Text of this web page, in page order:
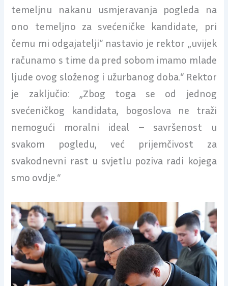
temeljnu nakanu usmjeravanja pogleda na
ono temeljno za svećeničke kandidate, pri
čemu mi odgajatelji“ nastavio je rektor „uvijek
računamo s time da pred sobom imamo mlade
ljude ovog složenog i užurbanog doba.“ Rektor
je zaključio: „Zbog toga se od jednog
svećeničkog kandidata, bogoslova ne traži
nemogući moralni ideal – savršenost u
svakom pogledu, već prijemčivost za
svakodnevni rast u svjetlu poziva radi kojega
smo ovdje.“